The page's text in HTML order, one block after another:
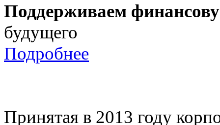
Поддерживаем
будущего
Подробнее
Принятая в 2013 году